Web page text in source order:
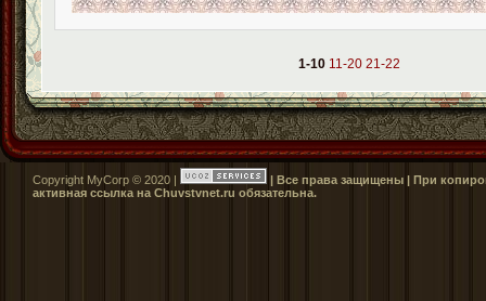
1-10 11-20 21-22
Copyright MyCorp © 2020 |
| Все права защищены | При
активная ссылка на Сhuvstvnet.ru обязательна.